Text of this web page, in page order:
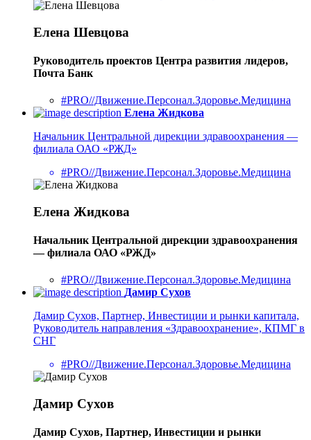
Елена Шевцова
Руководитель проектов Центра развития лидеров,
Почта Банк
#PRO//Движение.Персонал.Здоровье.Медицина
Елена Жидкова
Начальник Центральной дирекции здравоохранения —
филиала ОАО «РЖД»
#PRO//Движение.Персонал.Здоровье.Медицина
Елена Жидкова
Начальник Центральной дирекции здравоохранения
— филиала ОАО «РЖД»
#PRO//Движение.Персонал.Здоровье.Медицина
Дамир Сухов
Дамир Сухов, Партнер, Инвестиции и рынки капитала,
Руководитель направления «Здравоохранение», КПМГ в
СНГ
#PRO//Движение.Персонал.Здоровье.Медицина
Дамир Сухов
Дамир Сухов, Партнер, Инвестиции и рынки